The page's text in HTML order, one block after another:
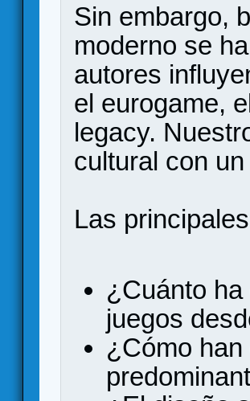
Sin embargo,
moderno se
autores
el eurogame,
legacy.
cultural con
Las
¿Cuánto
juegos
¿Cómo